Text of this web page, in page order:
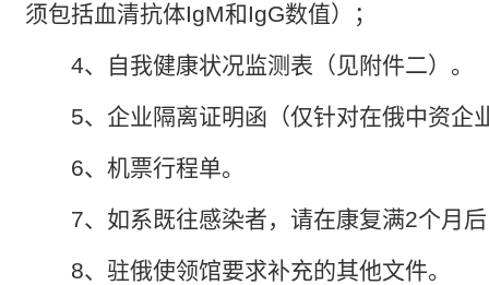
须包括血清抗体IgM和IgG数值）；
4、 自我健康状况监测表（见附件二）。
5、 企业隔离证明函（仅针对在俄中资企
6、 机票行程单。
7、 如系既往感染者，请在康复满2个月
8、 驻俄使领馆要求补充的其他文件。